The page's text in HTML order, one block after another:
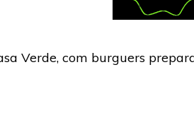
Verde, com burguers